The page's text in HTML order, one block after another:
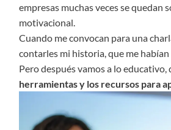
empresas muchas veces se quedan
motivacional.
Cuando me convocan para una
contarles mi historia, que me
Pero después vamos a lo
herramientas y los recursos para